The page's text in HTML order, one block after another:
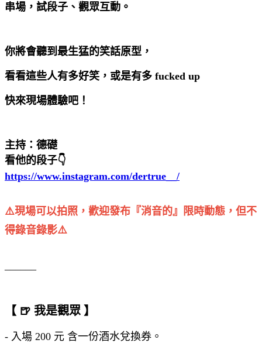
串場，試段子、觀眾互動。
你將會聽到最生猛的笑話原型，
看看這些人有多好笑，或是有多 fucked up
快來現場體驗吧！
主持：德礎
看他的段子👇
https://www.instagram.com/dertrue__/
⚠️現場可以拍照，歡迎發布『消音的』限時動態，但不
得錄音錄影⚠️
【 🍺 我是觀眾 】
- 入場 200 元 含一份酒水兌換券。